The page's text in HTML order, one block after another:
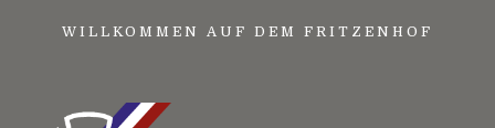
WILLKOMMEN AUF DEM FRITZENHOF